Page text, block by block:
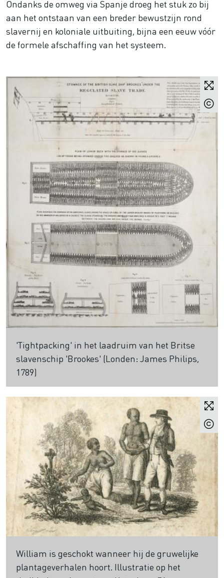
Ondanks de omweg via Spanje droeg het stuk zo bij
aan het ontstaan van een breder bewustzijn rond
slavernij en koloniale uitbuiting, bijna een eeuw vóór
de formele afschaffing van het systeem.
'Tightpacking' in het laadruim van het Britse
slavenschip 'Brookes' (Londen: James Philips,
1789)
William is geschokt wanneer hij de gruwelijke
plantageverhalen hoort. Illustratie op het